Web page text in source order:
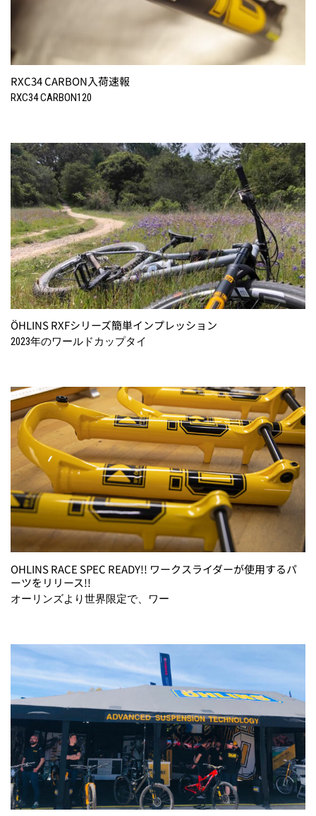
RXC34 CARBON入荷速報
RXC34 CARBON120
ÖHLINS RXFシリーズ簡単インプレッション
2023年のワールドカップタイ
OHLINS RACE SPEC READY!! ワークスライダーが使用するパ
ーツをリリース!!
オーリンズより世界限定で、ワー